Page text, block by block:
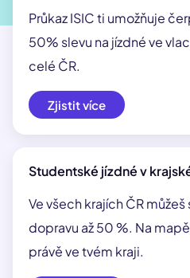
Průkaz ISIC ti umožňuje
50% slevu na jízdné ve
celé ČR.
Zjistit více
Studentské jízdné v
Ve všech krajích ČR můžeš
dopravu až 50 %. Na
právě ve tvém kraji.